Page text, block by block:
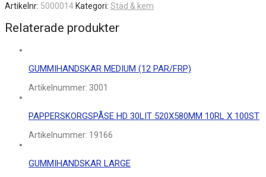
Artikelnr: 5000014Kategori: Städ & kem
Relaterade produkter
GUMMIHANDSKAR MEDIUM (12 PAR/FRP)
Artikelnummer: 3001
PAPPERSKORGSPÅSE HD 30LIT 520X580MM 10RL X 100ST
Artikelnummer: 19166
GUMMIHANDSKAR LARGE